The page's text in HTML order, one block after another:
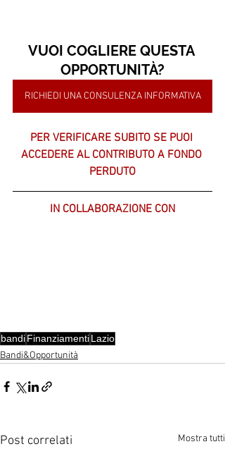
VUOI COGLIERE QUESTA
OPPORTUNITÀ?
RICHIEDI UNA CONSULENZA INFORMATIVA
PER VERIFICARE SUBITO SE PUOI
ACCEDERE AL CONTRIBUTO A FONDO
PERDUTO
IN COLLABORAZIONE CON
bandiFinanziamentiLazio
Bandi&Opportunità
Post correlati Mostra tutti